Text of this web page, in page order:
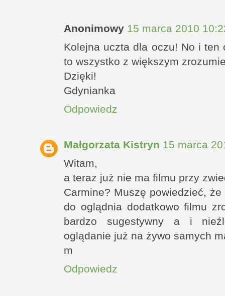
Anonimowy 15 marca 2010
Kolejna uczta dla oczu! No i
to wszystko z większym
Dzięki!
Gdynianka
Odpowiedz
Małgorzata Kistryn 15 marca
Witam,
a teraz już nie ma filmu przy
Carmine? Muszę powiedzieć,
do oglądnia dodatkowo filmu
bardzo sugestywny a i
oglądanie już na żywo samych
m
Odpowiedz